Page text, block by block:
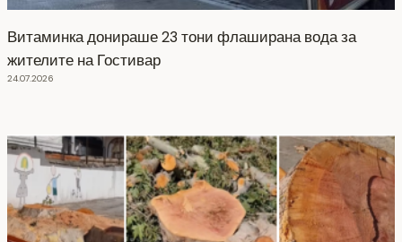
Витаминка донираше 23 тони флаширана вода за
жителите на Гостивар
24.07.2026